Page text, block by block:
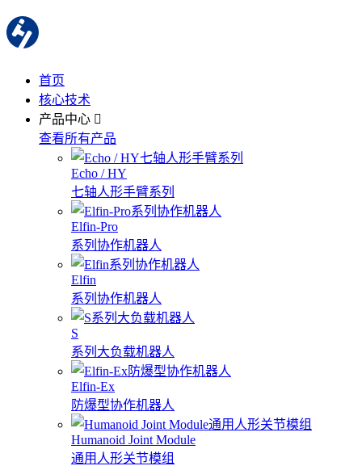
首页
核心技术
产品中心
查看所有产品
Echo / HY
七轴人形手臂系列
Elfin-Pro
系列协作机器人
Elfin
系列协作机器人
S
系列大负载机器人
Elfin-Ex
防爆型协作机器人
Humanoid Joint Module
通用人形关节模组